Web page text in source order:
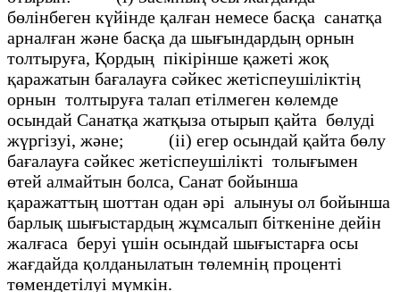
бөлінбеген күйінде қалған немесе басқа санатқа
арналған және басқа да шығындардың орнын
толтыруға, Қордың пікірінше қажеті жоқ
қаражатын бағалауға сәйкес жетіспеушіліктің
орнын толтыруға талап етілмеген көлемде
осындай Санатқа жатқыза отырып қайта бөлуді
жүргізуі, және; (іі) егер осындай қайта бөлу
бағалауға сәйкес жетіспеушілікті толығымен
өтей алмайтын болса, Санат бойынша
қаражаттың шоттан одан әрі алынуы ол бойынша
барлық шығыстардың жұмсалып біткеніне дейін
жалғаса беруі үшін осындай шығыстарға осы
жағдайда қолданылатын төлемнің проценті
төмендетілуі мүмкін.